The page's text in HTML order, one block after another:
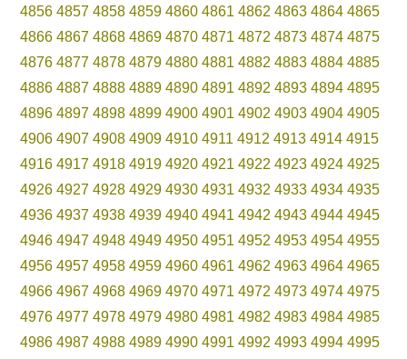
4856 4857 4858 4859 4860 4861 4862 4863 4864 4865
4866 4867 4868 4869 4870 4871 4872 4873 4874 4875
4876 4877 4878 4879 4880 4881 4882 4883 4884 4885
4886 4887 4888 4889 4890 4891 4892 4893 4894 4895
4896 4897 4898 4899 4900 4901 4902 4903 4904 4905
4906 4907 4908 4909 4910 4911 4912 4913 4914 4915
4916 4917 4918 4919 4920 4921 4922 4923 4924 4925
4926 4927 4928 4929 4930 4931 4932 4933 4934 4935
4936 4937 4938 4939 4940 4941 4942 4943 4944 4945
4946 4947 4948 4949 4950 4951 4952 4953 4954 4955
4956 4957 4958 4959 4960 4961 4962 4963 4964 4965
4966 4967 4968 4969 4970 4971 4972 4973 4974 4975
4976 4977 4978 4979 4980 4981 4982 4983 4984 4985
4986 4987 4988 4989 4990 4991 4992 4993 4994 4995